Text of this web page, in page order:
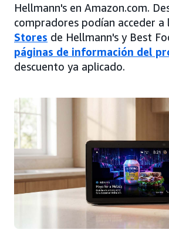
Hellmann's en Amazon.com.
compradores podían acceder a
Stores de Hellmann's y Best
páginas de información del
descuento ya aplicado.